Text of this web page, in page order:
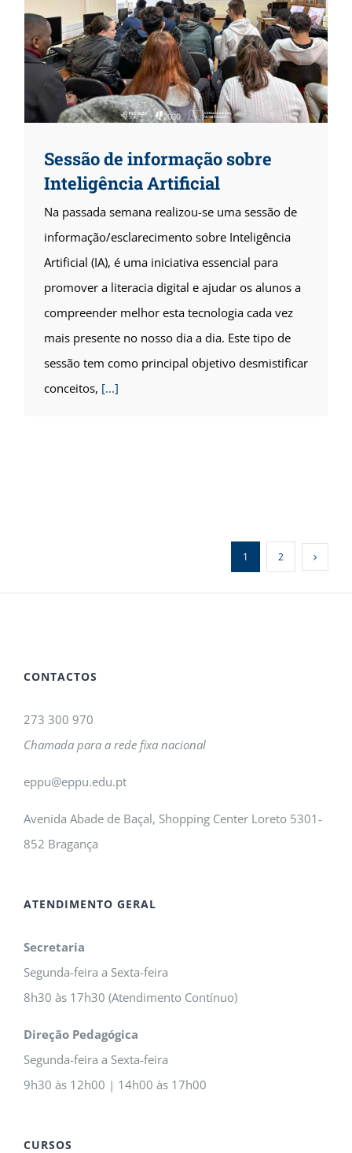
Sessão de informação sobre
Inteligência Artificial
Na passada semana realizou-se uma sessão de
informação/esclarecimento sobre Inteligência
Artificial (IA), é uma iniciativa essencial para
promover a literacia digital e ajudar os alunos a
compreender melhor esta tecnologia cada vez
mais presente no nosso dia a dia. Este tipo de
sessão tem como principal objetivo desmistificar
conceitos, [...]
1 2
CONTACTOS
273 300 970
Chamada para a rede fixa nacional
eppu@eppu.edu.pt
Avenida Abade de Baçal, Shopping Center Loreto 5301-
852 Bragança
ATENDIMENTO GERAL
Secretaria
Segunda-feira a Sexta-feira
8h30 às 17h30 (Atendimento Contínuo)
Direção Pedagógica
Segunda-feira a Sexta-feira
9h30 às 12h00 | 14h00 às 17h00
CURSOS